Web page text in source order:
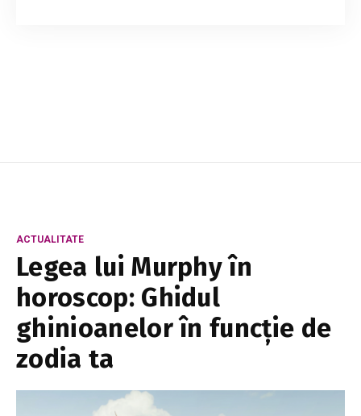
ACTUALITATE
Legea lui Murphy în
horoscop: Ghidul
ghinioanelor în funcție de
zodia ta